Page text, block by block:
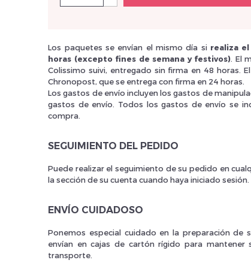
Los paquetes se envían el mismo día sirealiza el
horas (excepto fines de semana y festivos) . El
Colissimo suivi, entregado sin firma en 48 horas.
Chronopost, que se entrega con firma en 24 horas.
Los gastos de envío incluyen los gastos de
gastos de envío. Todos los gastos de envío se
compra.
SEGUIMIENTO DEL PEDIDO
Puede realizar el seguimiento de su pedido en
la sección de su cuenta cuando haya iniciado sesión.
ENVÍO CUIDADOSO
Ponemos especial cuidado en la preparación de
envían en cajas de cartón rígido para
transporte.